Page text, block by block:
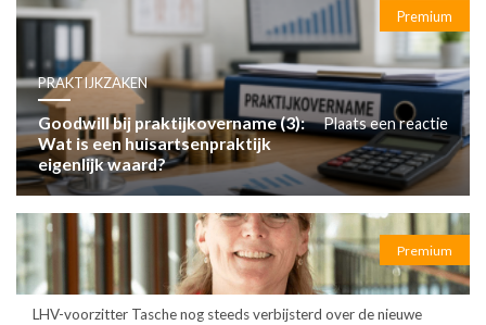
Premium
PRAKTIJKZAKEN
Goodwill bij praktijkovername (3):
Wat is een huisartsenpraktijk
eigenlijk waard?
Plaats een reactie
Premium
LHV-voorzitter Tasche nog steeds verbijsterd over de nieuwe